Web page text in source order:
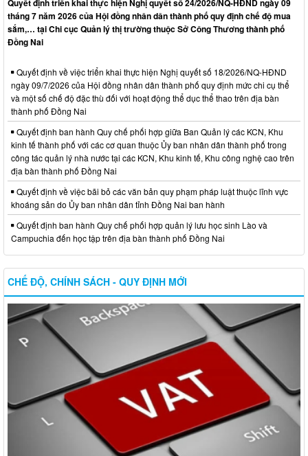
Quyết định triển khai thực hiện Nghị quyết số 24/2026/NQ-HĐND ngày 09
tháng 7 năm 2026 của Hội đồng nhân dân thành phố quy định chế độ mua
sắm,… tại Chi cục Quản lý thị trường thuộc Sở Công Thương thành phố
Đồng Nai
Quyết định về việc triển khai thực hiện Nghị quyết số 18/2026/NQ-HĐND
ngày 09/7/2026 của Hội đồng nhân dân thành phố quy định mức chi cụ thể
và một số chế độ đặc thù đối với hoạt động thể dục thể thao trên địa bàn
thành phố Đồng Nai
Quyết định ban hành Quy chế phối hợp giữa Ban Quản lý các KCN, Khu
kinh tế thành phố với các cơ quan thuộc Ủy ban nhân dân thành phố trong
công tác quản lý nhà nước tại các KCN, Khu kinh tế, Khu công nghệ cao trên
địa bàn thành phố Đồng Nai
Quyết định về việc bãi bỏ các văn bản quy phạm pháp luật thuộc lĩnh vực
khoáng sản do Ủy ban nhân dân tỉnh Đồng Nai ban hành
Quyết định ban hành Quy chế phối hợp quản lý lưu học sinh Lào và
Campuchia đến học tập trên địa bàn thành phố Đồng Nai
CHẾ ĐỘ, CHÍNH SÁCH - QUY ĐỊNH MỚI